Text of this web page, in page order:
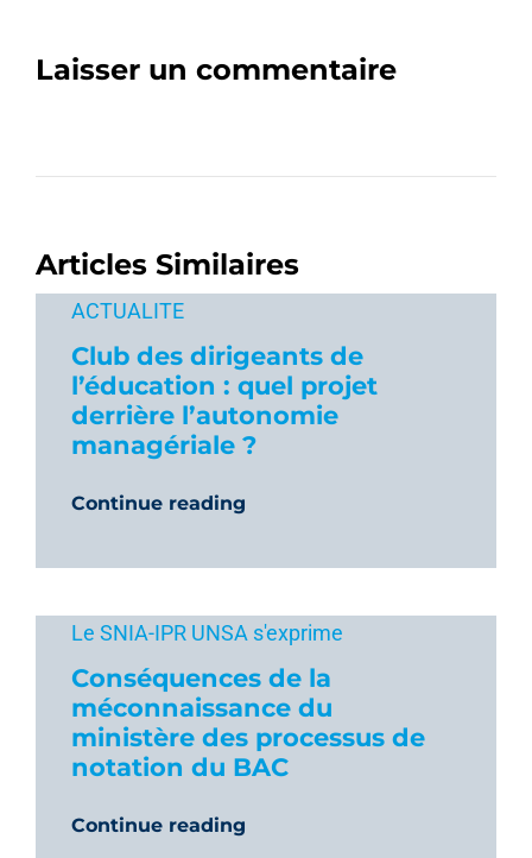
Laisser un commentaire
Articles Similaires
ACTUALITE
Club des dirigeants de
l’éducation : quel projet
derrière l’autonomie
managériale ?
Continue reading
Le SNIA-IPR UNSA s'exprime
Conséquences de la
méconnaissance du
ministère des processus de
notation du BAC
Continue reading